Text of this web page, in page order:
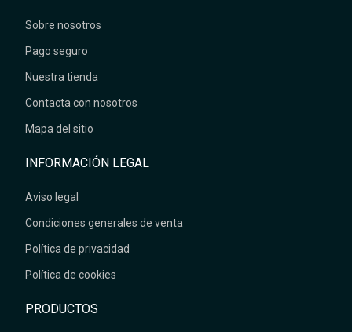
Sobre nosotros
Pago seguro
Nuestra tienda
Contacta con nosotros
Mapa del sitio
INFORMACIÓN LEGAL
Aviso legal
Condiciones generales de venta
Política de privacidad
Política de cookies
PRODUCTOS